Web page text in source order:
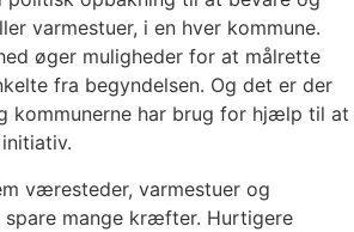
varmestuer, i en hver kommune.
øger muligheder for at målrette
fra begyndelsen. Og det er der
kommunerne har brug for hjælp til at
væresteder, varmestuer og
spare mange kræfter. Hurtigere